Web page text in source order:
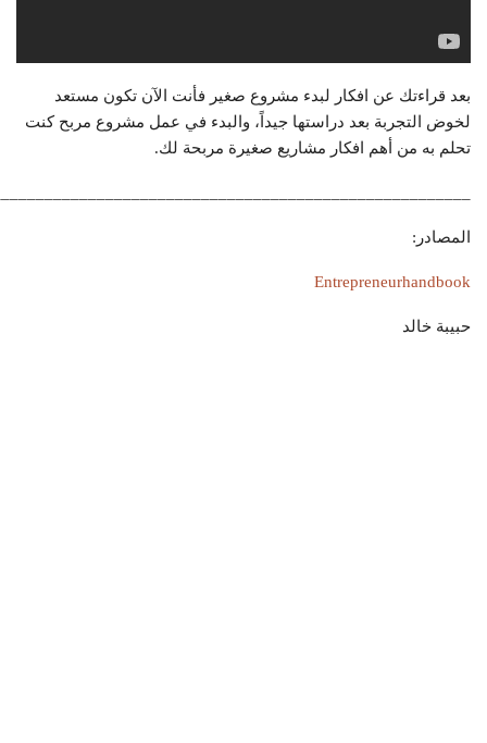
بعد قراءتك عن افكار لبدء مشروع صغير فأنت الآن تكون مستعد
لخوض التجربة بعد دراستها جيداً، والبدء في عمل مشروع مربح كنت
تحلم به من أهم افكار مشاريع صغيرة مربحة لك.
المصادر:
Entrepreneurhandbook
حبيبة خالد